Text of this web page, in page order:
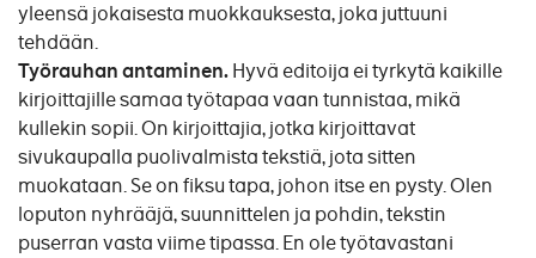
yleensä jokaisesta muokkauksesta, joka juttuuni
tehdään.
Työrauhan antaminen.Hyvä editoija ei tyrkytä kaikille
kirjoittajille samaa työtapaa vaan tunnistaa, mikä
kullekin sopii. On kirjoittajia, jotka kirjoittavat
sivukaupalla puolivalmista tekstiä, jota sitten
muokataan. Se on fiksu tapa, johon itse en pysty. Olen
loputon nyhrääjä, suunnittelen ja pohdin, tekstin
puserran vasta viime tipassa. En ole työtavastani